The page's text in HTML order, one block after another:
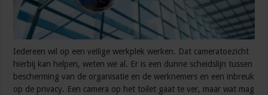
Iedereen wil op een veilige werkplek werken. Dat cameratoezicht
hierbij kan helpen, weten we al. Er is een dunne scheidslijn tussen
bescherming van de organisatie en de werknemers en een inbreuk
op de privacy. Een camera op het toilet gaat te ver, maar wat mag